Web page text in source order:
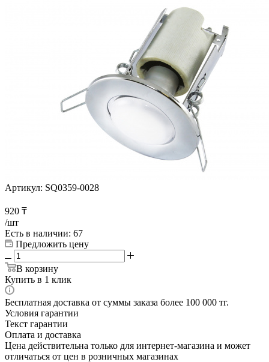
Артикул: SQ0359-0028
920 ₸
/шт
Есть в наличии: 67
Предложить цену
В корзину
Купить в 1 клик
Бесплатная доставка от суммы заказа более 100 000 тг.
Условия гарантии
Текст гарантии
Оплата и доставка
Цена действительна только для интернет-магазина и может
отличаться от цен в розничных магазинах